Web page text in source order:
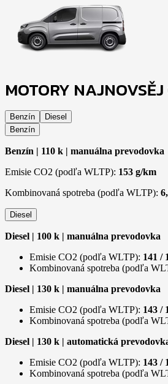
MOTORY
Benzín
Diesel
Benzín
Benzín | 110 k | manuálna prevodovka
Emisie CO2 (podľa WLTP): 153 g/km
Kombinovaná spotreba (podľa WLTP):
Diesel
Diesel | 100 k | manuálna prevodovka
Emisie CO2 (podľa WLTP): 141 /
Kombinovaná spotreba (podľa
Diesel | 130 k | manuálna prevodovka
Emisie CO2 (podľa WLTP): 143 /
Kombinovaná spotreba (podľa
Diesel | 130 k | automatická
Emisie CO2 (podľa WLTP): 143 /
Kombinovaná spotreba (podľa